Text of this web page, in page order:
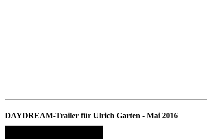
DAYDREAM-Trailer für Ulrich Garten - Mai 2016